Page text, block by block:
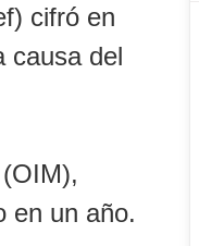
cifró en
causa del
en un año.